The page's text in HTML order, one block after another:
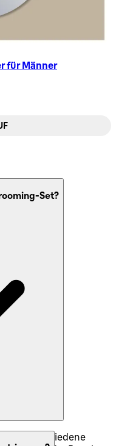
für Männer
21 Bewertungen
Set?
verschiedene